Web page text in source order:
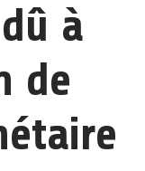
à
de